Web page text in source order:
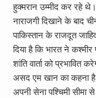
हुक्मरान उम्मीद कर रहे
नाराजगी दिखाने के बाद
पाकिस्तान के राजदूत
दिया है कि भारत ने
शांति वार्ता को
असद एम खान का कहना है
अपनी सेना पश्चिमी सीमा